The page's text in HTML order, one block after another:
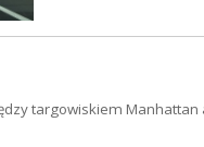
targowiskiem